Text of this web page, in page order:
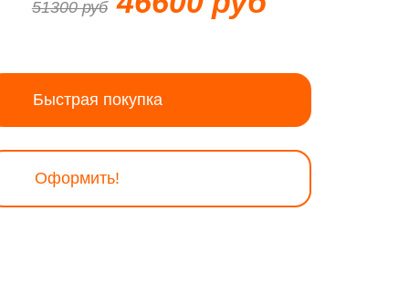
51300 руб
Быстрая покупка
Оформить!